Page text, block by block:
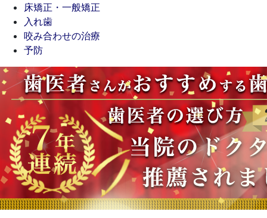
床矯正・一般矯正
入れ歯
咬み合わせの治療
予防